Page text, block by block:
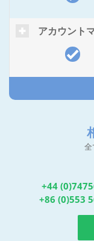
アカウント
全
+44
+86 (0)553